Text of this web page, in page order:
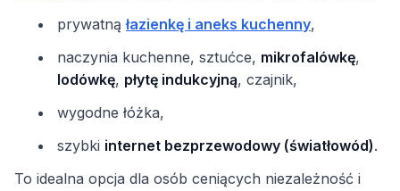
prywatnąłazienkę i aneks kuchenny,
naczynia kuchenne, sztućce, mikrofalówkę,
lodówkę, płytę indukcyjną, czajnik,
wygodne łóżka,
szybki internet bezprzewodowy (światłowód).
To idealna opcja dla osób ceniących niezależność i